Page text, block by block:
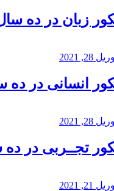
زبان در ده
آوریل 28, 2021
انسانی در ده
آوریل 28, 2021
تجــربی در ده
آوریل 21, 2021